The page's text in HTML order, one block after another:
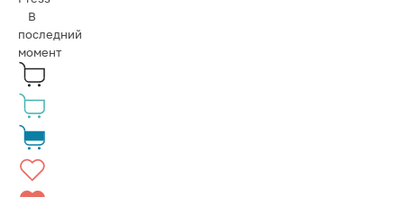
В
последний
момент